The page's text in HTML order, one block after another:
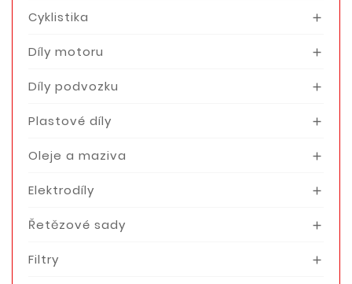
Cyklistika 
Díly motoru 
Díly podvozku 
Plastové díly 
Oleje a maziva 
Elektrodíly 
Řetězové sady 
Filtry 